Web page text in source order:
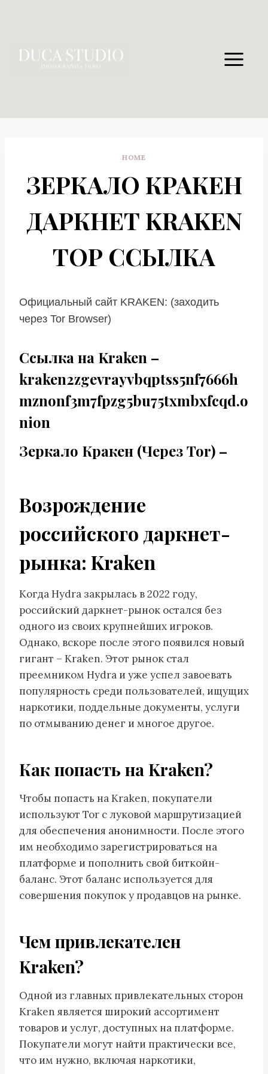
HOME
ЗЕРКАЛО КРАКЕН
ДАРКНЕТ KRAKEN
ТОР ССЫЛКА
Официальный сайт KRAKEN: (заходить
через Tor Browser)
Cсылка на Kraken –
kraken2zgevrayvbqptss5nf7666h
mznonf3m7fpzg5bu75txmbxfcqd.o
nion
Зеркало Кракен (Через Tor) –
Возрождение
российского даркнет-
рынка: Kraken
Когда Hydra закрылась в 2022 году,
российский даркнет-рынок остался без
одного из своих крупнейших игроков.
Однако, вскоре после этого появился новый
гигант – Kraken. Этот рынок стал
преемником Hydra и уже успел завоевать
популярность среди пользователей, ищущих
наркотики, поддельные документы, услуги
по отмыванию денег и многое другое.
Как попасть на Kraken?
Чтобы попасть на Kraken, покупатели
используют Tor с луковой маршрутизацией
для обеспечения анонимности. После этого
им необходимо зарегистрироваться на
платформе и пополнить свой биткойн-
баланс. Этот баланс используется для
совершения покупок у продавцов на рынке.
Чем привлекателен
Kraken?
Одной из главных привлекательных сторон
Kraken является широкий ассортимент
товаров и услуг, доступных на платформе.
Покупатели могут найти практически все,
что им нужно, включая наркотики,